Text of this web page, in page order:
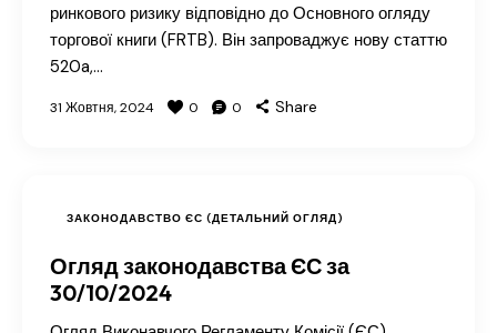
ринкового ризику відповідно до Основного огляду
торгової книги (FRTB). Він запроваджує нову статтю
520a,…
31 Жовтня, 2024 0 0 Share
ЗАКОНОДАВСТВО ЄС (ДЕТАЛЬНИЙ ОГЛЯД)
Огляд законодавства ЄС за
30/10/2024